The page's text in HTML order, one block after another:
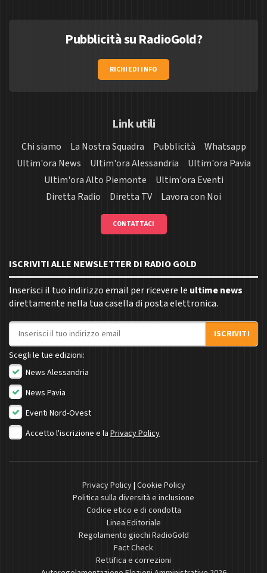
Pubblicità su RadioGold?
RICHIEDI INFO
Link utili
Chi siamo La Nostra Squadra Pubblicità
Whatsapp
Ultim'ora News
Ultim'ora Alessandria
Ultim'ora Pavia
Ultim'ora Alto Piemonte
Ultim'ora Eventi
Diretta Radio
Diretta TV Lavora con Noi
CONTATTACI
ISCRIVITI ALLE NEWSLETTER DI RADIO GOLD
Inserisci il tuo indirizzo email per ricevere le ultime news
direttamente nella tua casella di posta elettronica.
Indirizzo email
ISCRIVITI
Scegli le tue edizioni:
News Alessandria
News Pavia
Eventi Nord-Ovest
Accetto l'iscrizione e la Privacy Policy
Privacy Policy| Cookie Policy
Politica sulla diversità e inclusione
Codice etico e di condotta
Linea Editoriale
Regolamento giochi RadioGold
Fact Check
Rettifica e correzioni